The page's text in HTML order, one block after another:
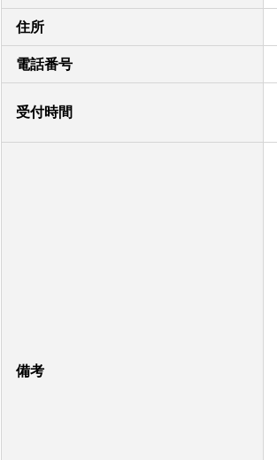
住所
電話番号
受付時間
備考